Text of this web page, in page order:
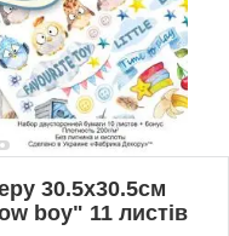
30.5х30.5см
boy" 11 листів